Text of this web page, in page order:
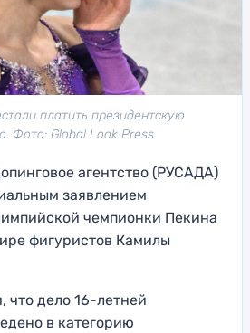
платить президентскую
Фото: Global Look Press
агентство (РУСАДА)
заявлением
чемпионки Пекина
фигуристов Камилы
что дело 16-летней
в категорию